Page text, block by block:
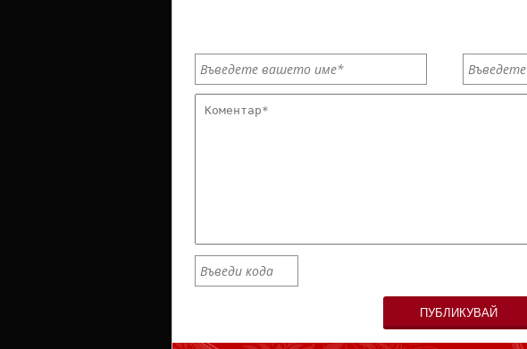
ПУБЛИКУВАЙ